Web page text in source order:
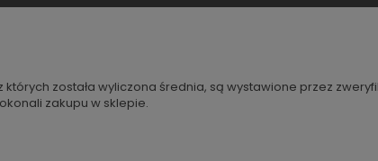
których została wyliczona średnia, są wystawione przez
zakupu w sklepie.